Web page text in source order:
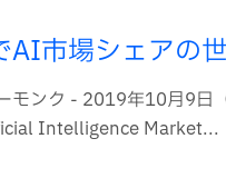
市場シェアの
モンク - 2019年10月9
Intelligence Market...